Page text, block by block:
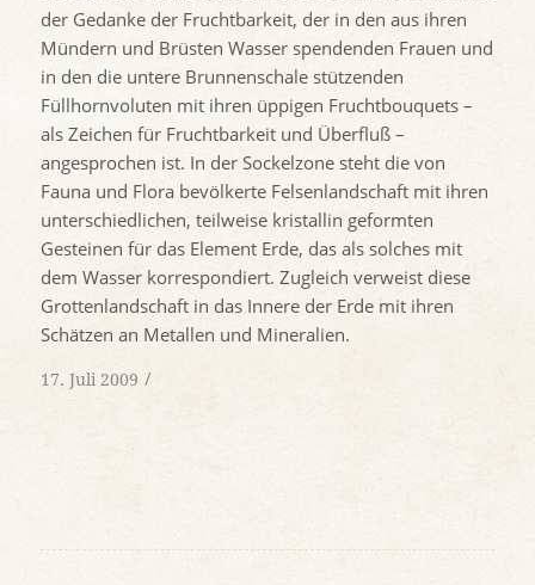
der Gedanke der Fruchtbarkeit, der in den aus ihren
Mündern und Brüsten Wasser spendenden Frauen und
in den die untere Brunnenschale stützenden
Füllhornvoluten mit ihren üppigen Fruchtbouquets –
als Zeichen für Fruchtbarkeit und Überfluß –
angesprochen ist. In der Sockelzone steht die von
Fauna und Flora bevölkerte Felsenlandschaft mit ihren
unterschiedlichen, teilweise kristallin geformten
Gesteinen für das Element Erde, das als solches mit
dem Wasser korrespondiert. Zugleich verweist diese
Grottenlandschaft in das Innere der Erde mit ihren
Schätzen an Metallen und Mineralien.
17. Juli 2009 /